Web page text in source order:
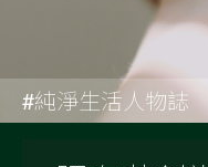
#純淨生活人物誌